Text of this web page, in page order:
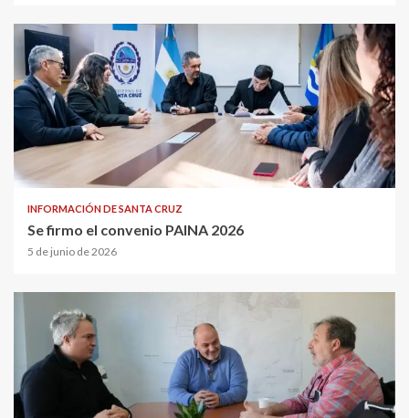
INFORMACIÓN DE SANTA CRUZ
Se firmo el convenio PAINA 2026
5 de junio de 2026